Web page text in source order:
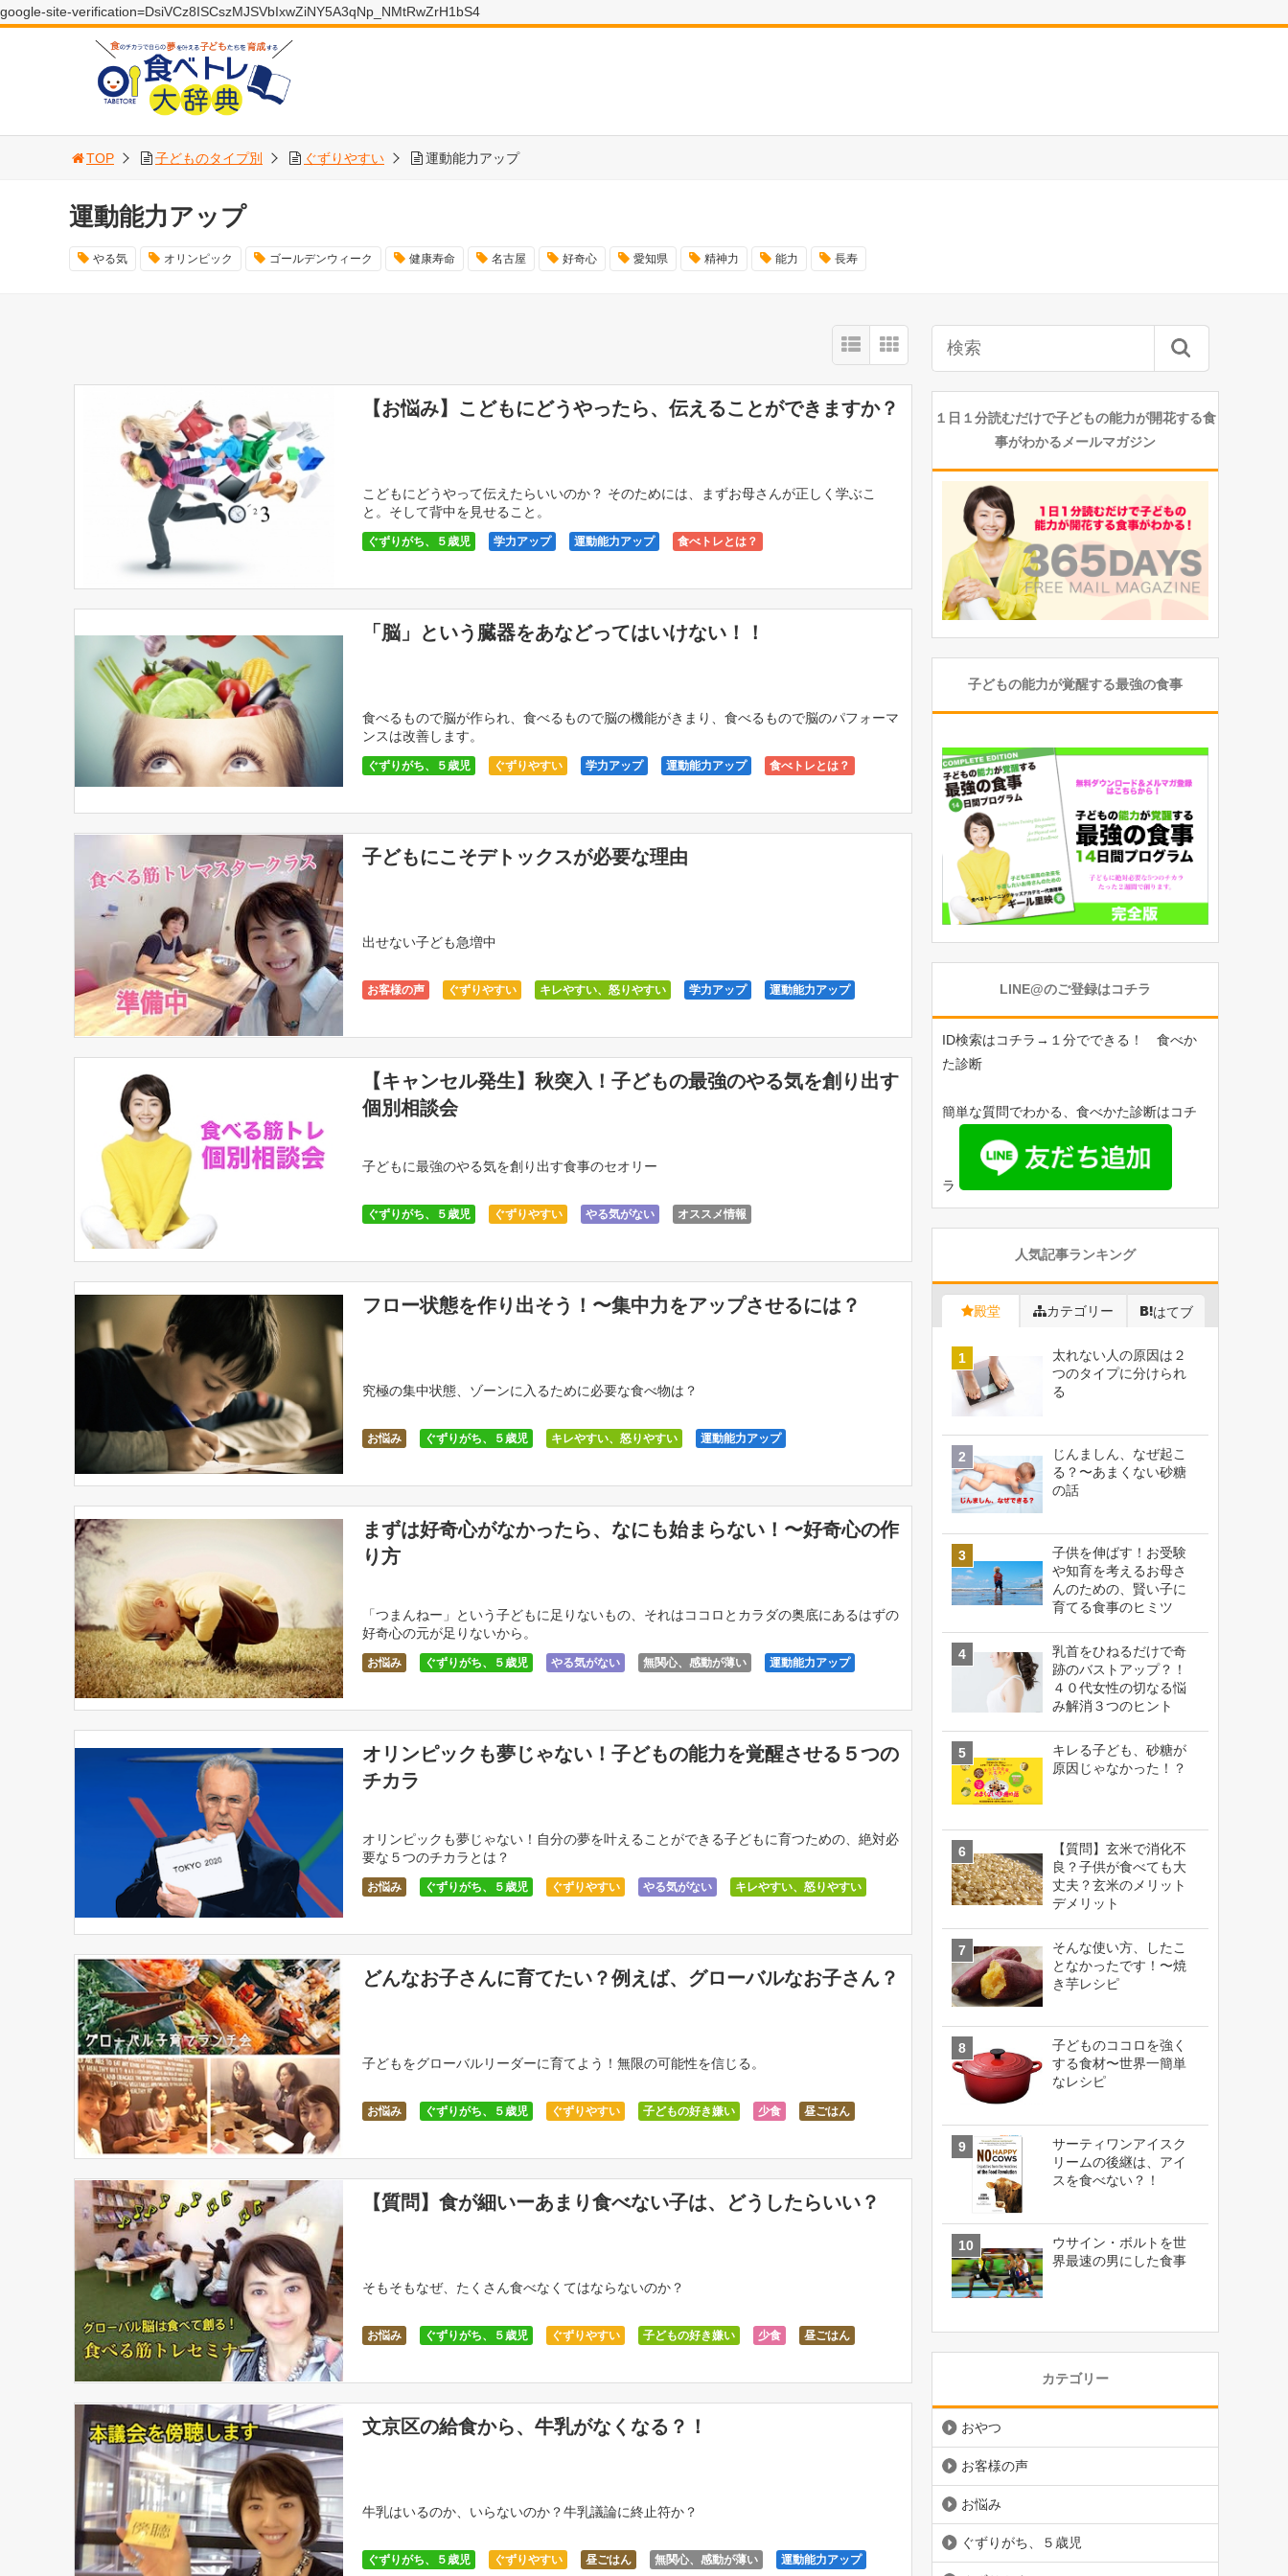
google-site-verification=DsiVCz8ISCszMJSVbIxwZiNY5A3qNp_NMtRwZrH1bS4
TOP 子どものタイプ別 ぐずりやすい 運動能力アップ
運動能力アップ
やる気 オリンピック ゴールデンウィーク 健康寿命 名古屋 好奇心 愛知県 精神力 能力 長寿
【お悩み】こどもにどうやったら、伝えることができますか？
こどもにどうやって伝えたらいいのか？ そのためには、まずお母さんが正しく学ぶこ
と。そして背中を見せること。
ぐずりがち、５歳児 学力アップ 運動能力アップ 食べトレとは？
「脳」という臓器をあなどってはいけない！！
食べるもので脳が作られ、食べるもので脳の機能がきまり、食べるもので脳のパフォーマ
ンスは改善します。
ぐずりがち、５歳児 ぐずりやすい 学力アップ 運動能力アップ 食べトレとは？
子どもにこそデトックスが必要な理由
出せない子ども急増中
お客様の声 ぐずりやすい キレやすい、怒りやすい 学力アップ
運動能力アップ
【キャンセル発生】秋突入！子どもの最強のやる気を創り出す
個別相談会
子どもに最強のやる気を創り出す食事のセオリー
ぐずりがち、５歳児 ぐずりやすい やる気がない
オススメ情報
無関心、感動が薄い
落ち込みやすい 運動能力アップ
フロー状態を作り出そう！〜集中力をアップさせるには？
究極の集中状態、ゾーンに入るために必要な食べ物は？
お悩み ぐずりがち、５歳児 キレやすい、怒りやすい 運動能力アップ
まずは好奇心がなかったら、なにも始まらない！〜好奇心の作
り方
「つまんねー」という子どもに足りないもの、それはココロとカラダの奥底にあるはずの
好奇心の元が足りないから。
お悩み ぐずりがち、５歳児 やる気がない 無関心、感動が薄い 運動能力アップ
オリンピックも夢じゃない！子どもの能力を覚醒させる５つの
チカラ
オリンピックも夢じゃない！自分の夢を叶えることができる子どもに育つための、絶対必
要な５つのチカラとは？
お悩み ぐずりがち、５歳児 ぐずりやすい やる気がない
キレやすい、怒りやすい
どんなお子さんに育てたい？例えば、グローバルなお子さん？
子どもをグローバルリーダーに育てよう！無限の可能性を信じる。
お悩み ぐずりがち、５歳児 ぐずりやすい 子どもの好き嫌い 少食
昼ごはん
【質問】食が細いーあまり食べない子は、どうしたらいい？
そもそもなぜ、たくさん食べなくてはならないのか？
お悩み ぐずりがち、５歳児 ぐずりやすい 子どもの好き嫌い 少食
昼ごはん
文京区の給食から、牛乳がなくなる？！
牛乳はいるのか、いらないのか？牛乳議論に終止符か？
ぐずりがち、５歳児 ぐずりやすい 昼ごはん 無関心、感動が薄い
運動能力アップ
１日１分読むだけで子どもの能力が開花する食
事がわかるメールマガジン
子どもの能力が覚醒する最強の食事
LINE@のご登録はコチラ
ID検索はコチラ→１分でできる！ 食べか
た診断
簡単な質問でわかる、食べかた診断はコチ
ラ
人気記事ランキング
殿堂 カテゴリー はてブ
太れない人の原因は２
つのタイプに分けられ
る
じんましん、なぜ起こ
る？〜あまくない砂糖
の話
子供を伸ばす！お受験
や知育を考えるお母さ
んのための、賢い子に
育てる食事のヒミツ
乳首をひねるだけで奇
跡のバストアップ？！
４０代女性の切なる悩
み解消３つのヒント
キレる子ども、砂糖が
原因じゃなかった！？
【質問】玄米で消化不
良？子供が食べても大
丈夫？玄米のメリット
デメリット
そんな使い方、したこ
となかったです！〜焼
き芋レシピ
子どものココロを強く
する食材〜世界一簡単
なレシピ
サーティワンアイスク
リームの後継は、アイ
スを食べない？！
ウサイン・ボルトを世
界最速の男にした食事
カテゴリー
おやつ
お客様の声
お悩み
ぐずりがち、５歳児